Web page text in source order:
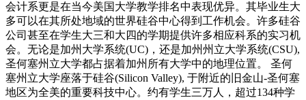
会计系更是在当今美国大学教学排名中表现优异。其毕业生大
多可以在其所处地域的世界硅谷中心得到工作机会。许多硅谷
公司甚至在学生大三和大四的学期提供许多相应科系的实习机
会。无论是加州大学系统(UC)，还是加州州立大学系统(CSU),
圣何塞州立大学都占据着加州所有大学中的地理位置。 圣何
塞州立大学座落于硅谷(Silicon Valley), 于附近的旧金山-圣何塞
地区为全美的重要科技中心。约有学生三万人，超过134种学